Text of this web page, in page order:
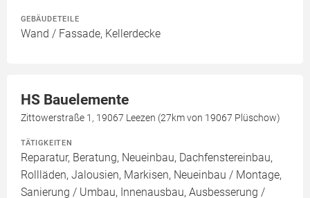
GEBÄUDETEILE
Wand / Fassade, Kellerdecke
HS Bauelemente
Zittowerstraße 1, 19067 Leezen (27km von 19067 Plüschow)
TÄTIGKEITEN
Reparatur, Beratung, Neueinbau, Dachfenstereinbau,
Rollläden, Jalousien, Markisen, Neueinbau / Montage,
Sanierung / Umbau, Innenausbau, Ausbesserung /